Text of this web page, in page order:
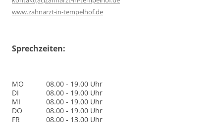
www.zahnarzt-in-tempelhof.de
Sprechzeiten:
MO
08.00 - 19.00 Uhr
DI
08.00 - 19.00 Uhr
MI
08.00 - 19.00 Uhr
DO
08.00 - 19.00 Uhr
FR
08.00 - 13.00 Uhr